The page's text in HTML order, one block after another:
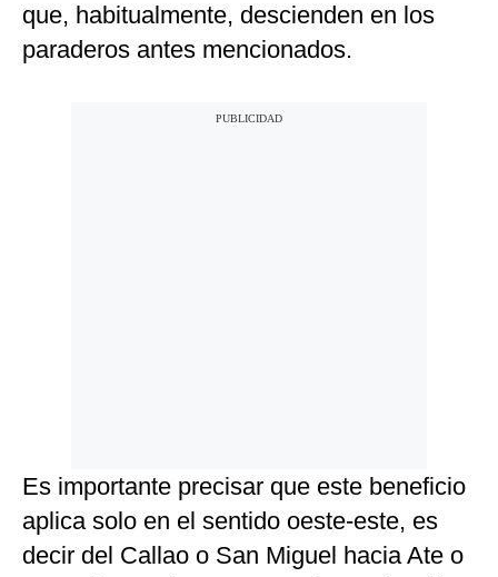
que, habitualmente, descienden en los
paraderos antes mencionados.
Es importante precisar que este beneficio
aplica solo en el sentido oeste-este, es
decir del Callao o San Miguel hacia Ate o